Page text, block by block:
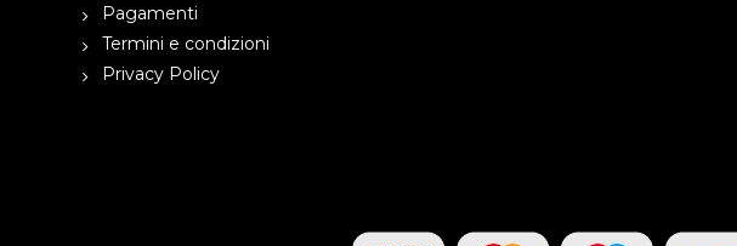
Pagamenti
Termini e condizioni
Privacy Policy